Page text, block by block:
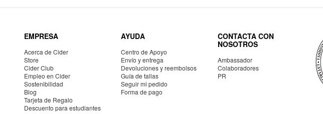
EMPRESA
Acerca de Cider
Store
Cider Club
Empleo en Cider
Sostenibilidad
Blog
Tarjeta de Regalo
Descuento para estudiantes
AYUDA
Centro de Apoyo
Envío y entrega
Devoluciones y reembolsos
Guía de tallas
Seguir mi pedido
Forma de pago
CONTACTA CON
NOSOTROS
Ambassador
Colaboradores
PR